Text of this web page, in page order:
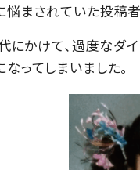
まされていた投稿者
にかけて、過度なダ
ってしまいました。